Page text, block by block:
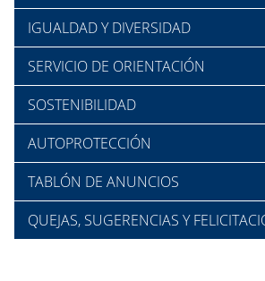
IGUALDAD Y DIVERSIDAD
SERVICIO DE ORIENTACIÓN
SOSTENIBILIDAD
AUTOPROTECCIÓN
TABLÓN DE ANUNCIOS
QUEJAS, SUGERENCIAS Y